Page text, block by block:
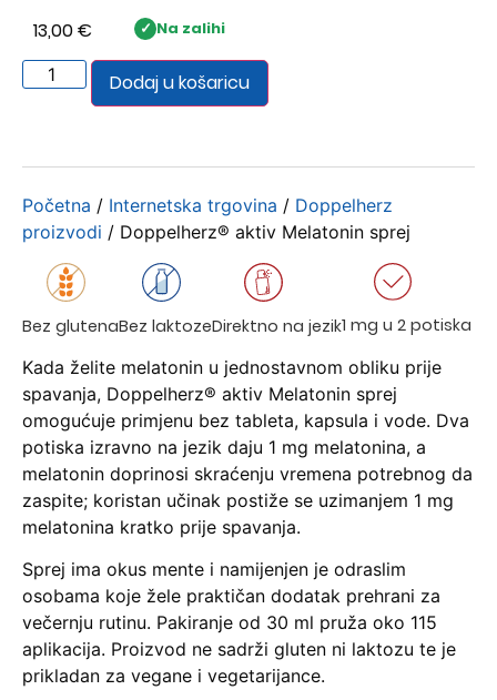
13,00€ Na zalihi
Dodaj u košaricu
Početna / Internetska trgovina / Doppelherz
proizvodi / Doppelherz® aktiv Melatonin sprej
Bez glutenaBez laktozeDirektno na jezik1 mg u 2 potiska
Kada želite melatonin u jednostavnom obliku prije
spavanja, Doppelherz® aktiv Melatonin sprej
omogućuje primjenu bez tableta, kapsula i vode. Dva
potiska izravno na jezik daju 1 mg melatonina, a
melatonin doprinosi skraćenju vremena potrebnog da
zaspite; koristan učinak postiže se uzimanjem 1 mg
melatonina kratko prije spavanja.
Sprej ima okus mente i namijenjen je odraslim
osobama koje žele praktičan dodatak prehrani za
večernju rutinu. Pakiranje od 30 ml pruža oko 115
aplikacija. Proizvod ne sadrži gluten ni laktozu te je
prikladan za vegane i vegetarijance.